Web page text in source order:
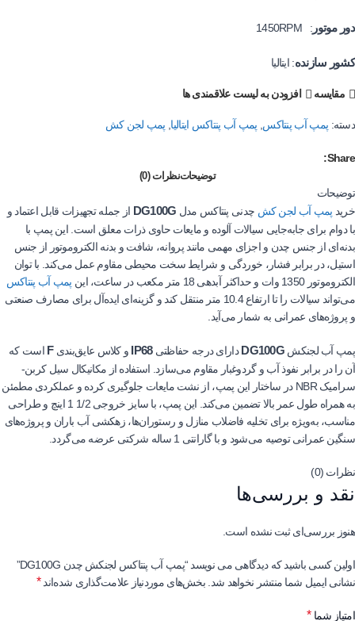
دور موتور : 1450RPM
کشور سازنده: ایتالیا
مقایسه افزودن به لیست علاقمندی ها
دسته: پمپ آب پنتاکس پمپ آب پنتاکس ایتالیا پمپ لجن کش
Share:
توضیحاتنظرات (0)
توضیحات
خرید پمپ آب لجن کش چدنی پنتاکس مدل DG100G از جمله تجهیزات قابل اعتماد و
با دوام برای جابه‌جایی سیالات آلوده و مایعات حاوی ذرات معلق است. این پمپ با
بدنه‌ای از جنس چدن و اجزای مهمی مانند پروانه، شافت و بدنه الکتروموتور از جنس
استیل، در برابر فشار، خوردگی و شرایط سخت محیطی مقاوم عمل می‌کند. با توان
الکتروموتور 1350 وات و حداکثر آبدهی 18 متر مکعب در ساعت، این
پمپ آب پنتاکس
می‌تواند سیالات را تا ارتفاع 10.4 متر منتقل کند و گزینه‌ای ایده‌آل برای مصارف صنعتی
و پروژه‌های عمرانی به شمار می‌آید.
پمپ آب لجنکش DG100Gدارای درجه حفاظتیIP68 و کلاس عایق‌بندیF است که
آن را در برابر نفوذ آب و گردوغبار مقاوم می‌سازد. استفاده از مکانیکال سیل کربن-
سرامیک NBR در ساختار این پمپ، از نشت مایعات جلوگیری کرده و عملکردی مطمئن
به همراه طول عمر بالا تضمین می‌کند. این پمپ، با سایز خروجی 1/2 1 اینچ و طراحی
مناسب، به‌ویژه برای تخلیه فاضلاب منازل و رستوران‌ها، زهکشی آب باران و پروژه‌های
سنگین عمرانی توصیه می‌شود و با گارانتی 1 ساله شرکتی عرضه می‌گردد.
نظرات (0)
نقد و بررسی‌ها
هنوز بررسی‌ای ثبت نشده است.
اولین کسی باشید که دیدگاهی می نویسد “پمپ آب پنتاکس لجنکش چدن DG100G”
نشانی ایمیل شما منتشر نخواهد شد. بخش‌های موردنیاز علامت‌گذاری شده‌اند*
امتیاز شما*